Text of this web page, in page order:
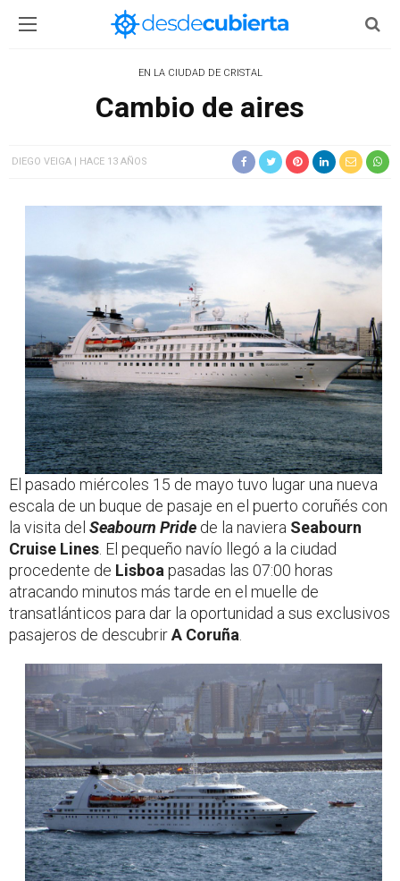
EN LA CIUDAD DE CRISTAL
Cambio de aires
DIEGO VEIGA HACE 13 AÑOS
El pasado miércoles 15 de mayo tuvo lugar una nueva
escala de un buque de pasaje en el puerto coruñés con
la visita del Seabourn Pride de la naviera Seabourn
Cruise Lines . El pequeño navío llegó a la ciudad
procedente de Lisboa pasadas las 07:00 horas
atracando minutos más tarde en el muelle de
transatlánticos para dar la oportunidad a sus exclusivos
pasajeros de descubrirA Coruña